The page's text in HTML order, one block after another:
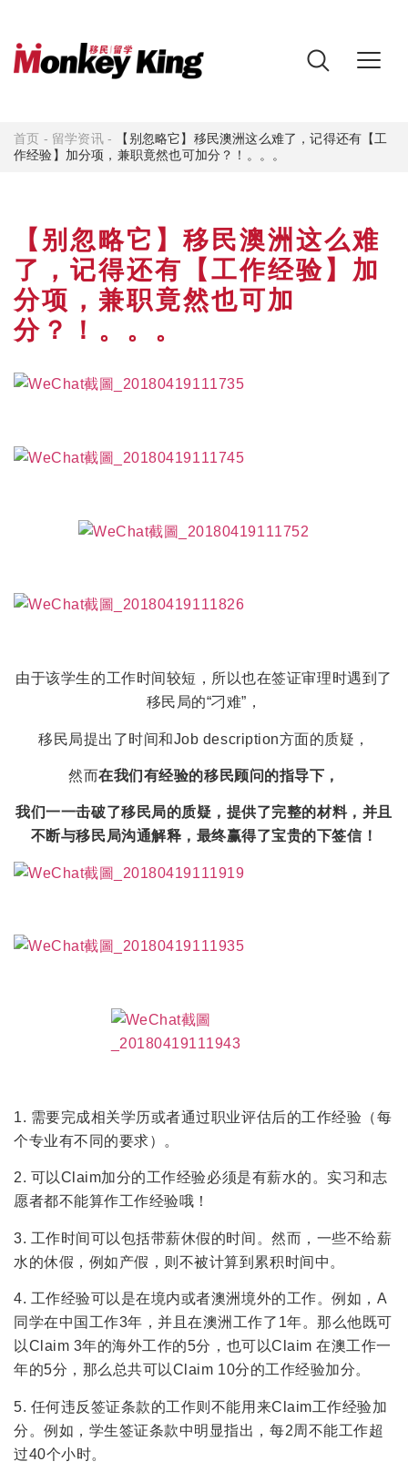
首页 - 留学资讯-
【别忽略它】移民澳洲这么难了，记得还有【工
作经验】加分项，兼职竟然也可加分？！。。。
【别忽略它】移民澳洲这么难
了，记得还有【工作经验】加
分项，兼职竟然也可加
分？！。。。
由于该学生的工作时间较短，所以也在签证审理时遇到了
移民局的“刁难”，
移民局提出了时间和Job description方面的质疑，
然而在我们有经验的移民顾问的指导下，
我们一一击破了移民局的质疑，提供了完整的材料，并且
不断与移民局沟通解释，最终赢得了宝贵的下签信！
1. 需要完成相关学历或者通过职业评估后的工作经验（每
个专业有不同的要求）。
2. 可以Claim加分的工作经验必须是有薪水的。实习和志
愿者都不能算作工作经验哦！
3. 工作时间可以包括带薪休假的时间。然而，一些不给薪
水的休假，例如产假，则不被计算到累积时间中。
4. 工作经验可以是在境内或者澳洲境外的工作。例如，A
同学在中国工作3年，并且在澳洲工作了1年。那么他既可
以Claim 3年的海外工作的5分，也可以Claim 在澳工作一
年的5分，那么总共可以Claim 10分的工作经验加分。
5. 任何违反签证条款的工作则不能用来Claim工作经验加
分。例如，学生签证条款中明显指出，每2周不能工作超
过40个小时。